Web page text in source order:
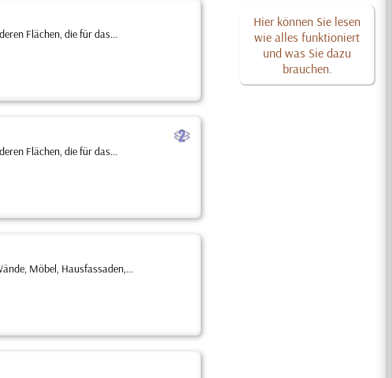
Hier können Sie lesen
wie alles funktioniert
und was Sie dazu
brauchen.
Flächen, die für das...
b
Flächen, die für das...
Möbel, Hausfassaden,...